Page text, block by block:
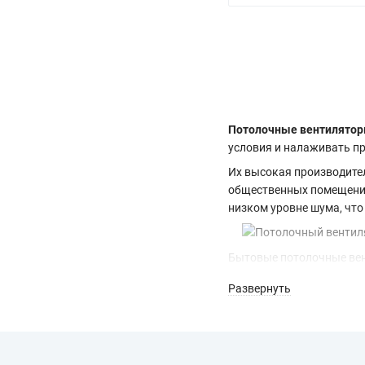
Потолочные
условия и налаживать
Их высокая
общественных
низком уровне шума,
Бытовые потолочные
удовлетворить любые
Развернуть